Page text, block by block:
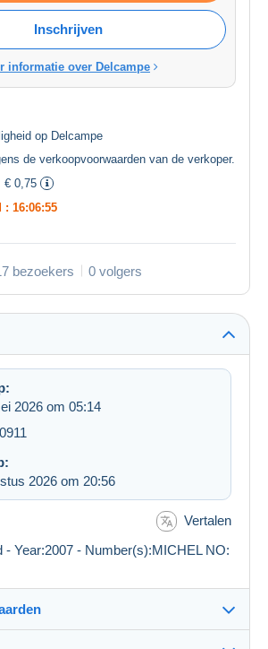
Inschrijven
informatie over Delcampe
op Delcampe
de verkoopvoorwaarden van de verkoper.
€ 0,75
: 16:06:55
bezoekers 0 volgers
2026 om 05:14
2026 om 20:56
Vertalen
- Year:2007 - Number(s):MICHEL NO: